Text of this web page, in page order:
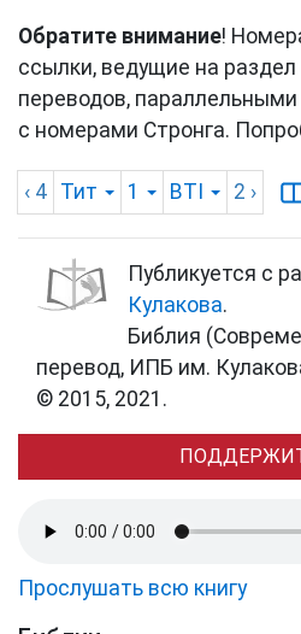
Обратите внимание!
ссылки, ведущие на
переводов,
с номерами Стронга.
‹ 4 Тит 1 BTI 2 ›
Публикуется с
Кулакова.
Библия
перевод, ИПБ им.
© 2015, 2021.
Прослушать всю книгу